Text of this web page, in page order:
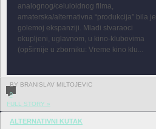
analognog/celuloidnog filma,
amaterska/alternativna “produkcija” bila je
golemoj ekspanziji. Mladi stvaraoci
okupljeni, uglavnom, u kino-klubovima
(opširnije u zborniku: Vreme kino klu...
BY BRANISLAV MILTOJEVIC
0
FULL STORY »
ALTERNATIVNI KUTAK